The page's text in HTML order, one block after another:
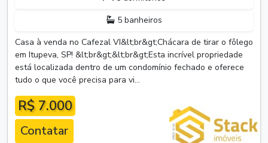
5 banheiros
Casa à venda no Cafezal VI&lt;br&gt;Chácara de tirar o fôlego
em Itupeva, SP! &lt;br&gt;&lt;br&gt;Esta incrível propriedade
está localizada dentro de um condomínio fechado e oferece
tudo o que você precisa para vi...
R$ 7.000
Contatar